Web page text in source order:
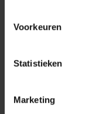
Voorkeuren
Statistieken
Marketing